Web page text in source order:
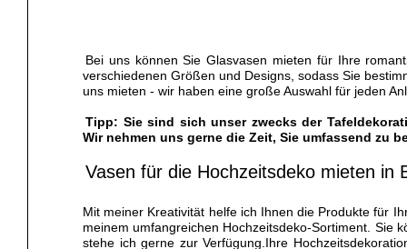
Bei uns können Sie Glasvasen mieten für Ihre
verschiedenen Größen und Designs, sodass Sie
uns mieten - wir haben eine große Auswahl für jeden
Tipp: Sie sind sich unser zwecks der
Wir nehmen uns gerne die Zeit, Sie umfassend zu
Vasen für die Hochzeitsdeko mieten in
Mit meiner Kreativität helfe ich Ihnen die Produkte für
meinem umfangreichen Hochzeitsdeko-Sortiment. Sie
stehe ich gerne zur Verfügung.Ihre